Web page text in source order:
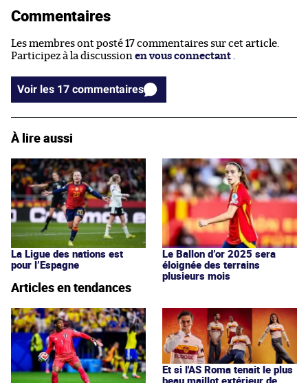
Commentaires
Les membres ont posté 17 commentaires sur cet article.
Participez à la discussion en vous connectant
Voir les 17 commentaires
À lire aussi
La Ligue des nations est
pour l’Espagne
Le Ballon d’or 2025 sera
éloignée des terrains
plusieurs mois
Articles en tendances
Et si l'AS Roma tenait le plus